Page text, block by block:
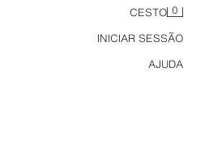
CESTO 0
INICIAR SESSÃO
AJUDA